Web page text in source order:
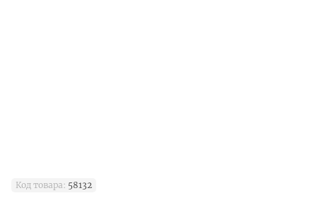
Код товара: 58132